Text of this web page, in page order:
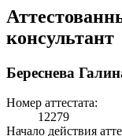
консультант
Береснева
Номер аттестата:
12279
Начало действия